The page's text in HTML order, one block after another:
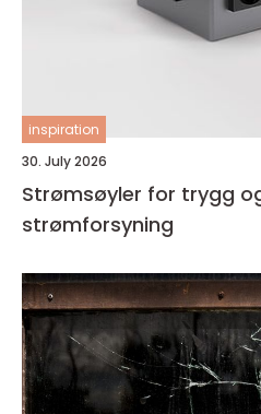
inspiration
30. July 2026
Strømsøyler for trygg
strømforsyning